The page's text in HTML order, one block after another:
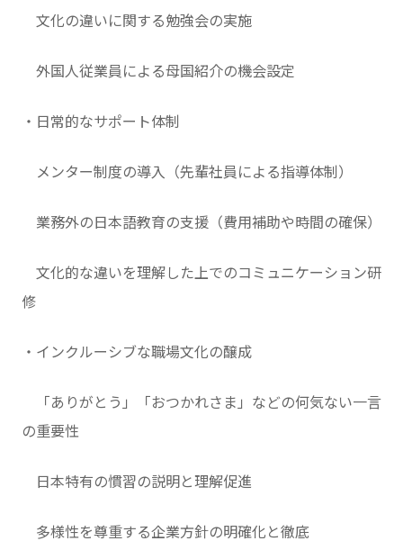
文化の違いに関する勉強会の実施
外国人従業員による母国紹介の機会設定
・日常的なサポート体制
メンター制度の導入（先輩社員による指導体制）
業務外の日本語教育の支援（費用補助や時間の確保）
文化的な違いを理解した上でのコミュニケーション研
修
・インクルーシブな職場文化の醸成
「ありがとう」「おつかれさま」などの何気ない一言
の重要性
日本特有の慣習の説明と理解促進
多様性を尊重する企業方針の明確化と徹底